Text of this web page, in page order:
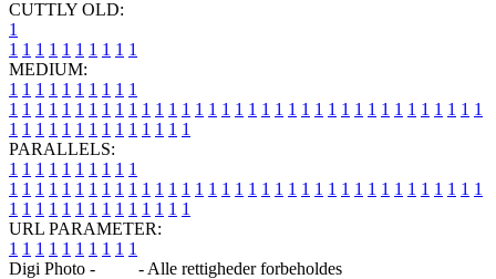
CUTTLY OLD:
1
1 1 1 1 1 1 1 1 1 1
MEDIUM:
1 1 1 1 1 1 1 1 1 1
1 1 1 1 1 1 1 1 1 1 1 1 1 1 1 1 1 1 1 1 1 1 1 1 1 1 1 1 1 1 1 1 1 1 1 1
1 1 1 1 1 1 1 1 1 1 1 1 1 1
PARALLELS:
1 1 1 1 1 1 1 1 1 1
1 1 1 1 1 1 1 1 1 1 1 1 1 1 1 1 1 1 1 1 1 1 1 1 1 1 1 1 1 1 1 1 1 1 1 1
1 1 1 1 1 1 1 1 1 1 1 1 1 1
URL PARAMETER:
1 1 1 1 1 1 1 1 1 1
Digi Photo -
- Alle rettigheder forbeholdes